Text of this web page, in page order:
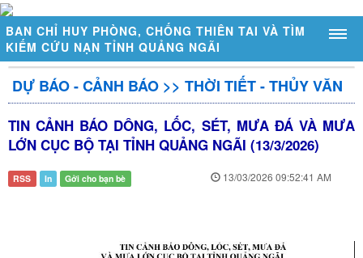
BAN CHỈ HUY PHÒNG, CHỐNG THIÊN TAI VÀ TÌM
KIẾM CỨU NẠN TỈNH QUẢNG NGÃI
GIỚI THIỆU
Sơ đồ tổ chức
Chức năng, nhiệm vụ
Đặc điểm thiên tai tỉnh Quảng Ngãi
DỰ BÁO - CẢNH BÁO >> THỜI TIẾT - THỦY VĂN
TIN CẢNH BÁO DÔNG, LỐC, SÉT, MƯA ĐÁ VÀ MƯA
LỚN CỤC BỘ TẠI TỈNH QUẢNG NGÃI (13/3/2026)
RSS In Gởi cho bạn bè 13/03/2026 09:52:41 AM